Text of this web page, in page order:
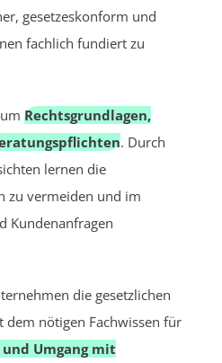
gesetzeskonform und
fachlich fundiert zu
Rechtsgrundlagen,
. Durch
lernen die
zu vermeiden und im
Kundenanfragen
die gesetzlichen
nötigen Fachwissen für
Umgang mit